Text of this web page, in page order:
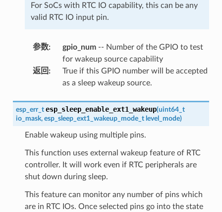
For SoCs with RTC IO capability, this can be any
valid RTC IO input pin.
参数: gpio_num-- Number of the GPIO to test
for wakeup source capability
返回 :
True if this GPIO number will be accepted
as a sleep wakeup source.
esp_err_t esp_sleep_enable_ext1_wakeup(uint64_t
io_mask, esp_sleep_ext1_wakeup_mode_t level_mode)
Enable wakeup using multiple pins.
This function uses external wakeup feature of RTC
controller. It will work even if RTC peripherals are
shut down during sleep.
This feature can monitor any number of pins which
are in RTC IOs. Once selected pins go into the state